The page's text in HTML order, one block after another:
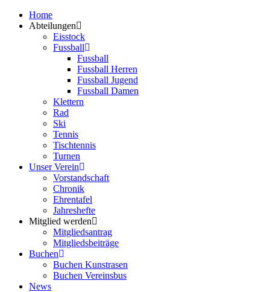
Zum
Inhalt
Home
Abteilungen
Eisstock
Fussball
Fussball
Fussball Herren
Fussball Jugend
Fussball Damen
Klettern
Rad
Ski
Tennis
Tischtennis
Turnen
Unser Verein
Vorstandschaft
Chronik
Ehrentafel
Jahreshefte
Mitglied werden
Mitgliedsantrag
Mitgliedsbeiträge
Buchen
Buchen Kunstrasen
Buchen Vereinsbus
News